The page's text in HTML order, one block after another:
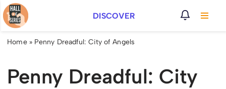
Vai
al
DISCOVER
Home» Penny Dreadful: City of Angels
Penny Dreadful: City